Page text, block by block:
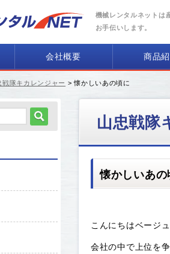
機械レンタルネットは
お手伝いします。
会社概要 商品
戦隊キカレンジャー > 懐かしいあの頃に
山忠戦隊
懐かしいあの
こんにちはベージ
会社の中で上位を